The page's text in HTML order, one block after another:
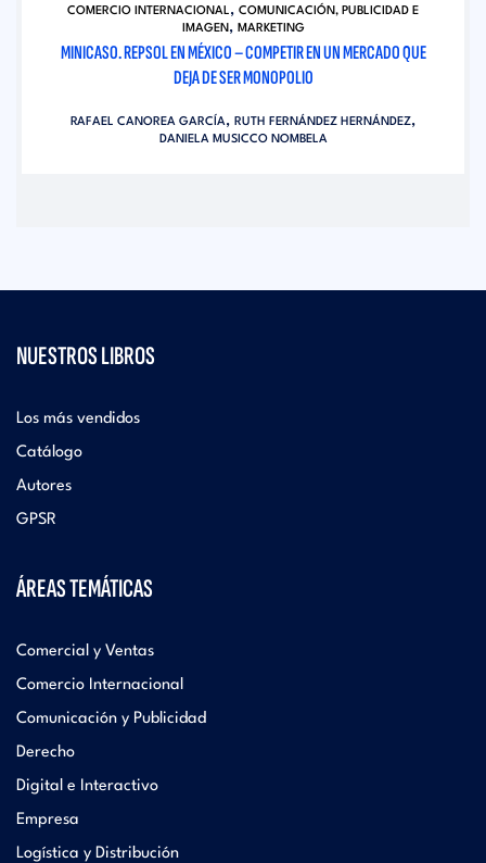
COMERCIO INTERNACIONAL, COMUNICACIÓN, PUBLICIDAD E
IMAGEN, MARKETING
MINICASO. REPSOL EN MÉXICO – COMPETIR EN UN MERCADO QUE
DEJA DE SER MONOPOLIO
RAFAEL CANOREA GARCÍA, RUTH FERNÁNDEZ HERNÁNDEZ,
DANIELA MUSICCO NOMBELA
NUESTROS LIBROS
Los más vendidos
Catálogo
Autores
GPSR
ÁREAS TEMÁTICAS
Comercial y Ventas
Comercio Internacional
Comunicación y Publicidad
Derecho
Digital e Interactivo
Empresa
Logística y Distribución